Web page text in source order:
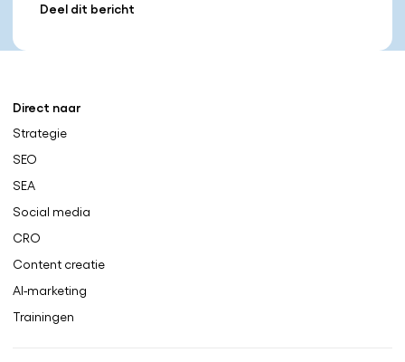
Deel dit bericht
Direct naar
Strategie
SEO
SEA
Social media
CRO
Content creatie
AI-marketing
Trainingen